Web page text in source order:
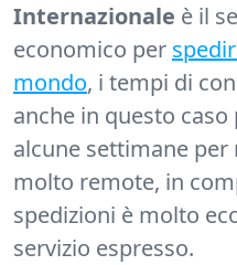
Internazionale è il
economico per
mondo, i tempi di
anche in questo
alcune settimane
molto remote, in
spedizioni è molto
servizio espresso.